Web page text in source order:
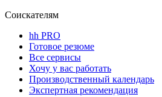
Соискателям
hh PRO
Готовое резюме
Все сервисы
Хочу у вас работать
Производственный календарь
Экспертная рекомендация